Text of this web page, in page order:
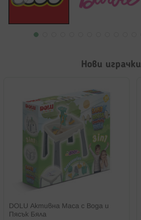
Нови играчки
DOLU Активна Маса с Вода и
Пясък Бяла